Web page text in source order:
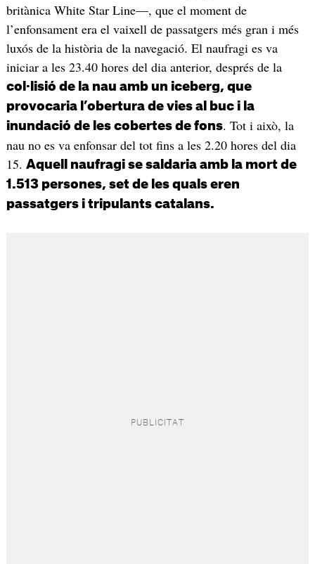
britànica White Star Line—, que el moment de
l’enfonsament era el vaixell de passatgers més gran i més
luxós de la història de la navegació. El naufragi es va
iniciar a les 23.40 hores del dia anterior, després de la
col·lisió de la nau amb un iceberg, que
provocaria l’obertura de vies al buc i la
inundació de les cobertes de fons. Tot i això, la
nau no es va enfonsar del tot fins a les 2.20 hores del dia
15. Aquell naufragi se saldaria amb la mort de
1.513 persones, set de les quals eren
passatgers i tripulants catalans.